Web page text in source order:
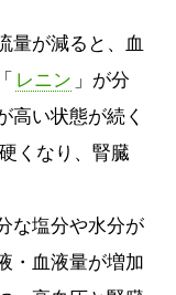
量が減ると、血
レニン 」が分
高い状態が続く
くなり、腎臓
な塩分や水分が
・血液量が増加